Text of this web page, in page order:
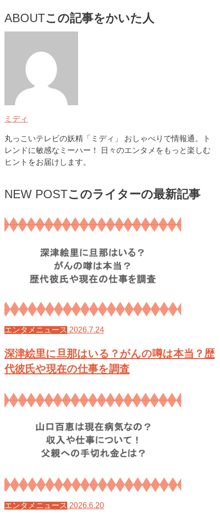
ABOUTこの記事をかいた人
ミディ
丸っこいテレビの妖精「ミディ」 おしゃべりで情報通。ト
レンドに敏感なミーハー！ 日々のエンタメをもっと楽しむ
ヒントをお届けします。
NEW POSTこのライターの最新記事
エンタメニュース 2026.7.24
深津絵里に旦那はいる？がんの噂は本当？歴
代彼氏や現在の仕事を調査
エンタメニュース 2026.6.20